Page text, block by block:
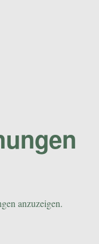
anzuzeigen.